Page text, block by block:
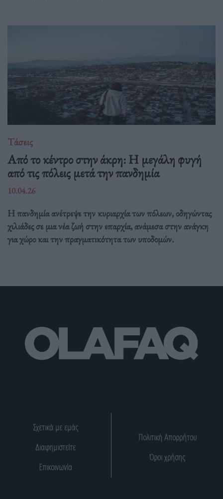
Τάσεις
Από το κέντρο στην άκρη: H μεγάλη φυγή
από τις πόλεις μετά την πανδημία
10.04.26
Η πανδημία ανέτρεψε την κυριαρχία των πόλεων, οδηγώντας
χιλιάδες σε μια νέα ζωή στην επαρχία, ανάμεσα στην ανάγκη
για χώρο και την πραγματικότητα των υποδομών.
Σχετικά με εμάς
Διαφημιστείτε
Επικοινωνία
Πολιτική Απορρήτου
Όροι χρήσης